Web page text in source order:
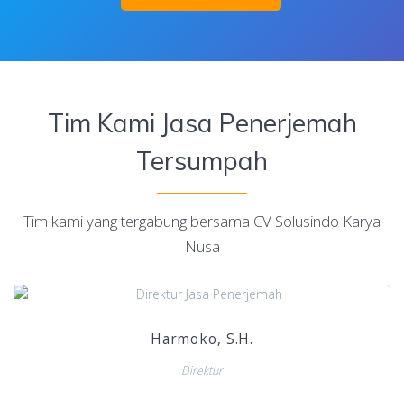
Tim Kami Jasa Penerjemah
Tersumpah
Tim kami yang tergabung bersama CV Solusindo Karya
Nusa
Harmoko, S.H.
Direktur